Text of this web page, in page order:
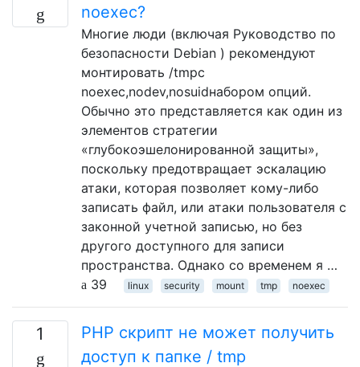
noexec?
Многие люди (включая Руководство по
безопасности Debian ) рекомендуют
монтировать /tmpс
noexec,nodev,nosuidнабором опций.
Обычно это представляется как один из
элементов стратегии
«глубокоэшелонированной защиты»,
поскольку предотвращает эскалацию
атаки, которая позволяет кому-либо
записать файл, или атаки пользователя с
законной учетной записью, но без
другого доступного для записи
пространства. Однако со временем я …
39
linux security mount tmp noexec
1
PHP скрипт не может получить
доступ к папке / tmp